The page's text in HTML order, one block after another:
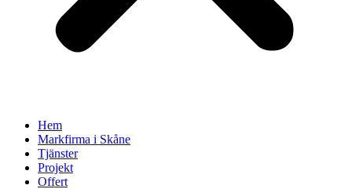
Hem
Markfirma i Skåne
Tjänster
Projekt
Offert